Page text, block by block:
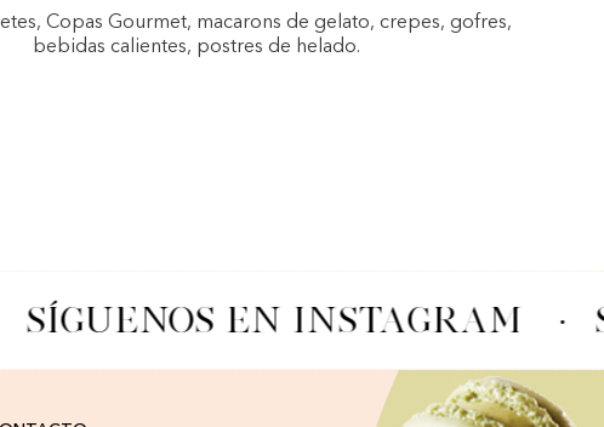
Copas Gourmet, macarons de gelato, crepes, gofres,
bebidas calientes, postres de helado.
SÍGUENOS EN INSTAGRAM